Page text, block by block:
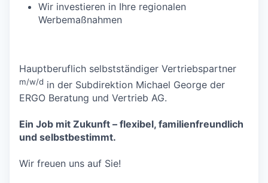
Wir investieren in Ihre regionalen
Werbemaßnahmen
Hauptberuflich selbstständiger Vertriebspartner
m/w/d in der Subdirektion Michael George der
ERGO Beratung und Vertrieb AG.
Ein Job mit Zukunft – flexibel, familienfreundlich
und selbstbestimmt.
Wir freuen uns auf Sie!